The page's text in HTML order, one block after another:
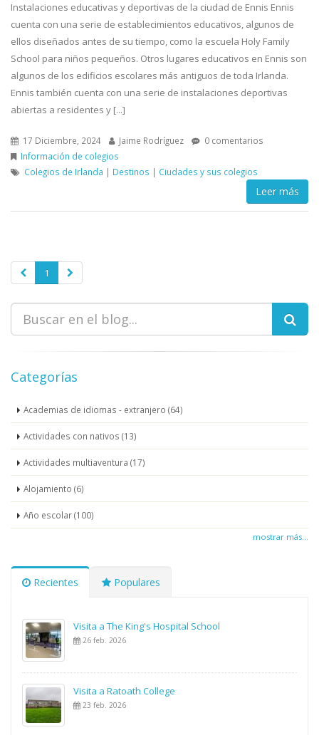
Instalaciones educativas y deportivas de la ciudad de Ennis Ennis
cuenta con una serie de establecimientos educativos, algunos de
ellos diseñados antes de su tiempo, como la escuela Holy Family
School para niños pequeños. Otros lugares educativos en Ennis son
algunos de los edificios escolares más antiguos de toda Irlanda.
Ennis también cuenta con una serie de instalaciones deportivas
abiertas a residentes y [...]
17 Diciembre, 2024 Jaime Rodríguez
0 comentarios
Información de colegios
Colegios de Irlanda | Destinos | Ciudades y sus colegios
Leer más
1
Categorías
Academias de idiomas - extranjero (64)
Actividades con nativos (13)
Actividades multiaventura (17)
Alojamiento (6)
Año escolar (100)
mostrar más...
Recientes Populares
Visita a The King's Hospital School
26 feb. 2026
Visita a Ratoath College
23 feb. 2026